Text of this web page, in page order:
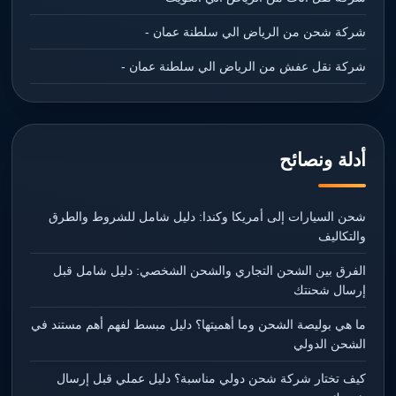
شركة شحن من الرياض الي سلطنة عمان -
شركة نقل عفش من الرياض الي سلطنة عمان -
أدلة ونصائح
شحن السيارات إلى أمريكا وكندا: دليل شامل للشروط والطرق
والتكاليف
الفرق بين الشحن التجاري والشحن الشخصي: دليل شامل قبل
إرسال شحنتك
ما هي بوليصة الشحن وما أهميتها؟ دليل مبسط لفهم أهم مستند في
الشحن الدولي
كيف تختار شركة شحن دولي مناسبة؟ دليل عملي قبل إرسال